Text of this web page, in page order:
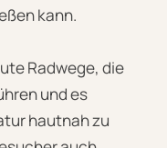
kann.
Radwege, die
und es
hautnah zu